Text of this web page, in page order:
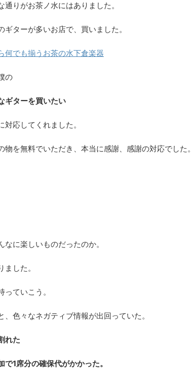
りがお茶ノ水にはありました。
ターが多いお店で、買いました。
何でも揃うお茶の水下倉楽器
の
ギターを買いたい
応してくれました。
を無料でいただき、本当に感謝、感謝の対応でした。
に楽しいものだったのか。
した。
ていこう。
色々なネガティブ情報が出回っていた。
れた
1席分の確保代がかかった。